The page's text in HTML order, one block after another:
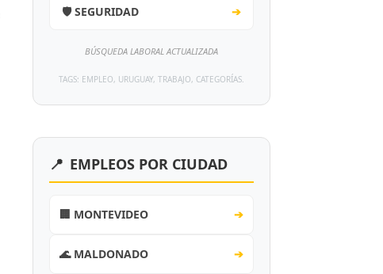
🛡️ SEGURIDAD ➔
BÚSQUEDA LABORAL ACTUALIZADA
TAGS: EMPLEO, URUGUAY, TRABAJO, CATEGORÍAS.
📍 EMPLEOS POR CIUDAD
🏢 MONTEVIDEO ➔
🌊 MALDONADO ➔